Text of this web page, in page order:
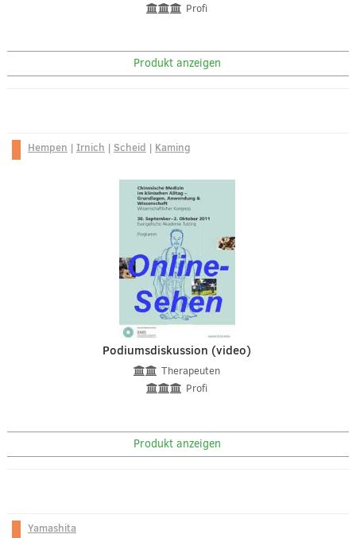
Profi
Produkt anzeigen
Hempen | Irnich | Scheid | Kaming
Podiumsdiskussion (video)
Therapeuten
Profi
Produkt anzeigen
Yamashita